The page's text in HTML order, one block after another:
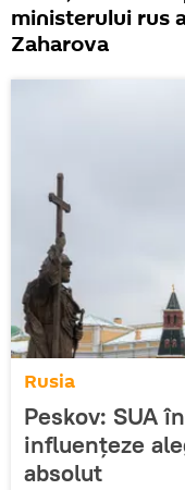
ministerului rus
Zaharova
Rusia
Peskov: SUA
influențeze
absolut